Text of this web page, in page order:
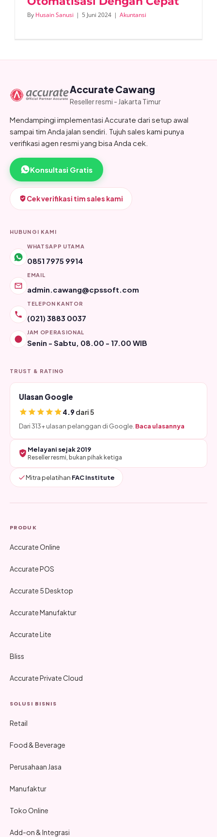
By Husain Sanusi | 5 Juni 2024 | Akuntansi
Accurate Cawang
Reseller resmi - Jakarta Timur
Mendampingi implementasi Accurate dari setup awal
sampai tim Anda jalan sendiri. Tujuh sales kami punya
verifikasi agen resmi yang bisa Anda cek.
Konsultasi Gratis
Cek verifikasi tim sales kami
HUBUNGI KAMI
WHATSAPP UTAMA
0851 7975 9914
EMAIL
admin.cawang@cpssoft.com
TELEPON KANTOR
(021) 3883 0037
JAM OPERASIONAL
Senin - Sabtu, 08.00 - 17.00 WIB
TRUST & RATING
Ulasan Google
4.9dari 5
Dari 313+ ulasan pelanggan di Google. Baca ulasannya
Melayani sejak 2019
Reseller resmi, bukan pihak ketiga
Mitra pelatihan FAC Institute
PRODUK
Accurate Online
Accurate POS
Accurate 5 Desktop
Accurate Manufaktur
Accurate Lite
Bliss
Accurate Private Cloud
SOLUSI BISNIS
Retail
Food & Beverage
Perusahaan Jasa
Manufaktur
Toko Online
Add-on & Integrasi